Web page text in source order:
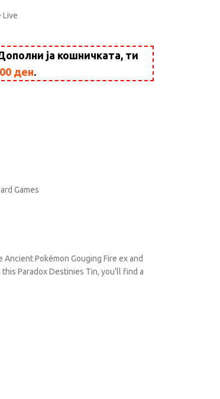
Live
ја кошничката, ти
ден.
Games
Pokémon Gouging Fire ex and
Paradox Destinies Tin, you’ll find a